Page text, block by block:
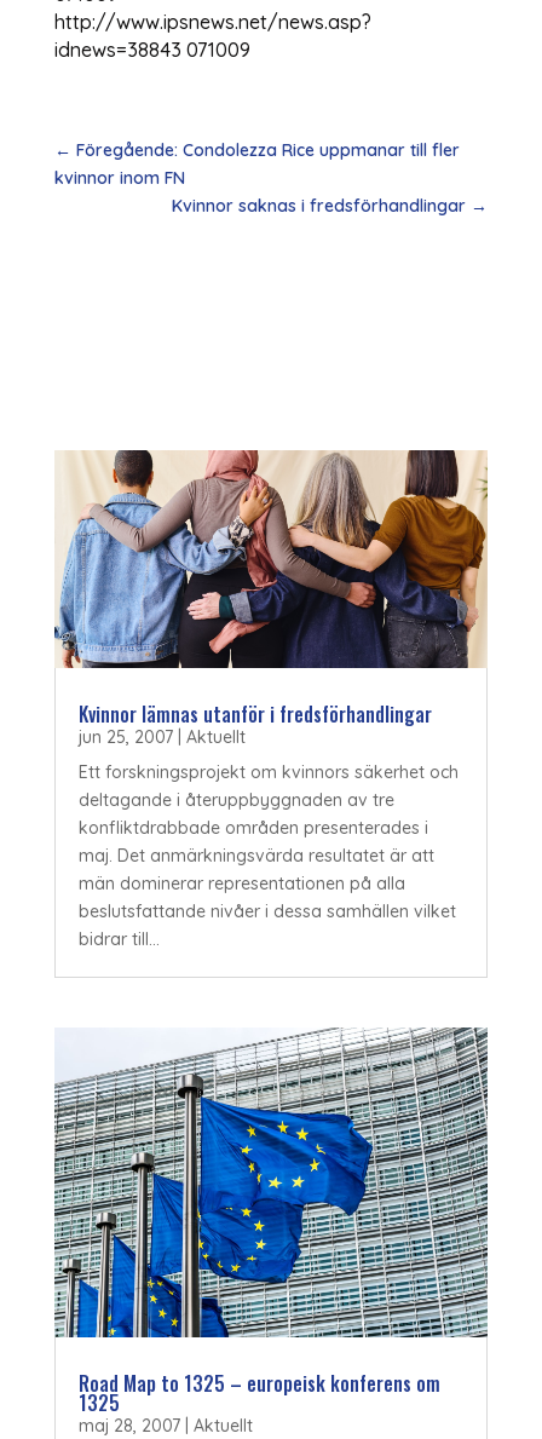
http://www.ipsnews.net/news.asp?
idnews=38843 071009
← Föregående: Condolezza Rice uppmanar till fler
kvinnor inom FN
Kvinnor saknas i fredsförhandlingar →
Kvinnor lämnas utanför i fredsförhandlingar
jun 25, 2007| Aktuellt
Ett forskningsprojekt om kvinnors säkerhet och
deltagande i återuppbyggnaden av tre
konfliktdrabbade områden presenterades i
maj. Det anmärkningsvärda resultatet är att
män dominerar representationen på alla
beslutsfattande nivåer i dessa samhällen vilket
bidrar till...
Road Map to 1325 – europeisk konferens om
1325
maj 28, 2007| Aktuellt